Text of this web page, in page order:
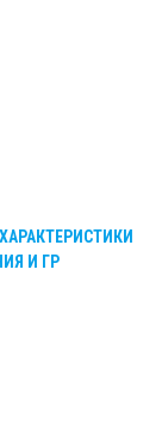
И ГР